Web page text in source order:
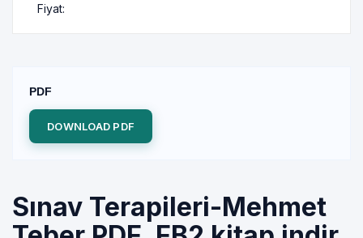
Fiyat:
PDF
DOWNLOAD PDF
Sınav Terapileri-Mehmet